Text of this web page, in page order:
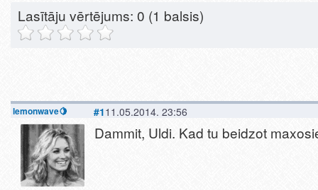
Lasītāju vērtējums: 0 (1 balsis)
lemonwave🍋 #111.05.2014. 23:56
Dammit, Uldi. Kad tu beidzot